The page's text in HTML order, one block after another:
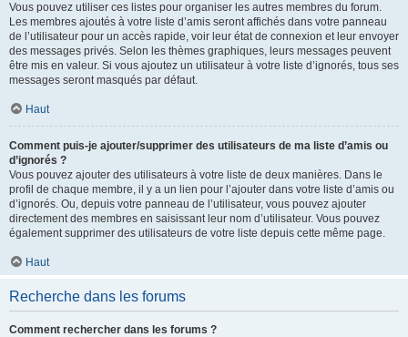
Vous pouvez utiliser ces listes pour organiser les autres membres du forum.
Les membres ajoutés à votre liste d’amis seront affichés dans votre panneau
de l’utilisateur pour un accès rapide, voir leur état de connexion et leur envoyer
des messages privés. Selon les thèmes graphiques, leurs messages peuvent
être mis en valeur. Si vous ajoutez un utilisateur à votre liste d’ignorés, tous ses
messages seront masqués par défaut.
Haut
Comment puis-je ajouter/supprimer des utilisateurs de ma liste d’amis ou
d’ignorés ?
Vous pouvez ajouter des utilisateurs à votre liste de deux manières. Dans le
profil de chaque membre, il y a un lien pour l’ajouter dans votre liste d’amis ou
d’ignorés. Ou, depuis votre panneau de l’utilisateur, vous pouvez ajouter
directement des membres en saisissant leur nom d’utilisateur. Vous pouvez
également supprimer des utilisateurs de votre liste depuis cette même page.
Haut
Recherche dans les forums
Comment rechercher dans les forums ?